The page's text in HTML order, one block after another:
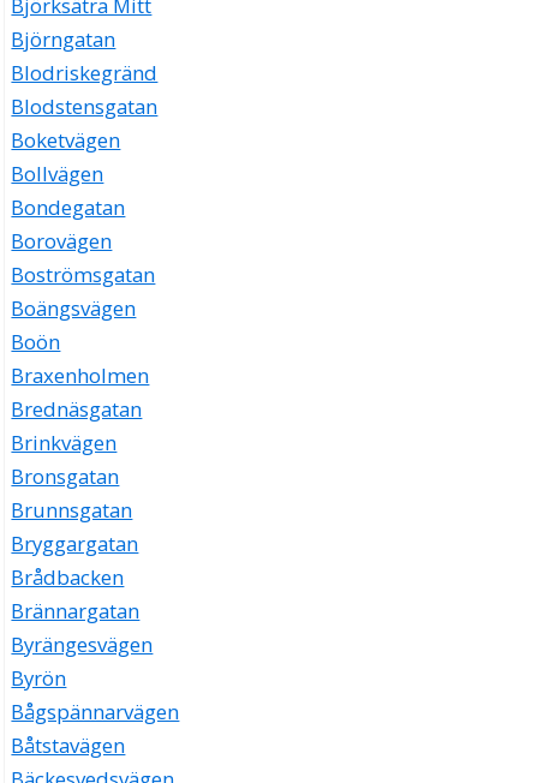
Björksätra Mitt
Björngatan
Blodriskegränd
Blodstensgatan
Boketvägen
Bollvägen
Bondegatan
Borovägen
Boströmsgatan
Boängsvägen
Boön
Braxenholmen
Brednäsgatan
Brinkvägen
Bronsgatan
Brunnsgatan
Bryggargatan
Brådbacken
Brännargatan
Byrängesvägen
Byrön
Bågspännarvägen
Båtstavägen